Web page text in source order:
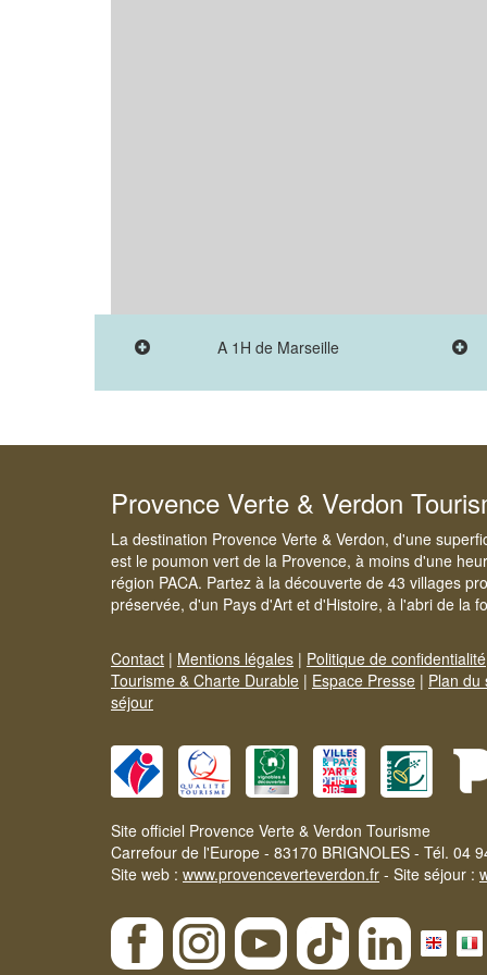
A 1H de Marseille
Provence Verte & Verdon
La destination Provence Verte & Verdon, d'une
est le poumon vert de la Provence, à moins d'une
région PACA. Partez à la découverte de 43 villages
préservée, d'un Pays d'Art et d'Histoire, à l'abri de la
Contact | Mentions légales | Politique de confidentialité
Tourisme & Charte Durable | Espace Presse | Plan du
séjour
Site officiel Provence Verte & Verdon Tourisme
Carrefour de l'Europe - 83170 BRIGNOLES - Tél. 04
Site web : www.provenceverteverdon.fr - Site séjour :